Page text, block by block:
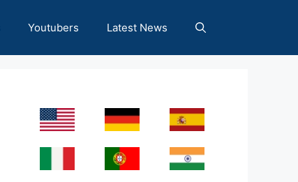
Youtubers Latest News